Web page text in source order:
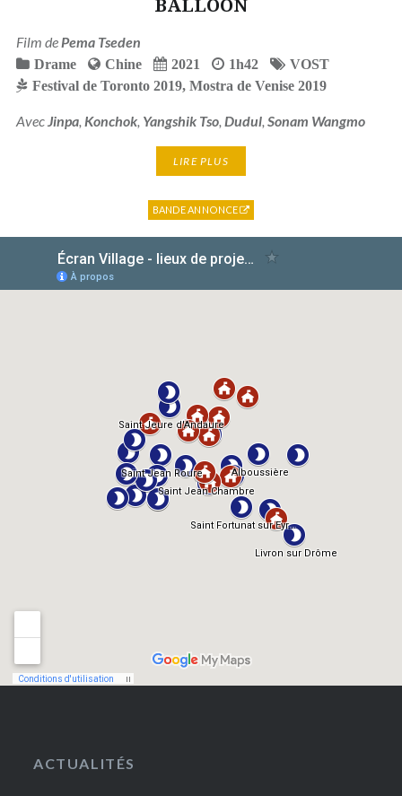
BALLOON
Film dePema Tseden
Drame Chine 2021 1h42
VOST
Festival de Toronto 2019, Mostra de Venise 2019
AvecJinpa, Konchok, Yangshik Tso, Dudul, Sonam Wangmo
LIRE PLUS
BANDE ANNONCE
ACTUALITÉS